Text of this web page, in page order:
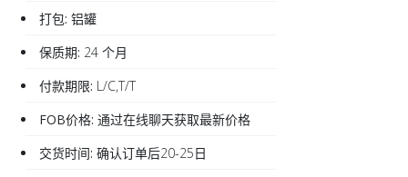
打包: 铝罐
保质期: 24 个月
付款期限: L/C,T/T
FOB价格: 通过在线聊天获取最新价格
交货时间: 确认订单后20-25日